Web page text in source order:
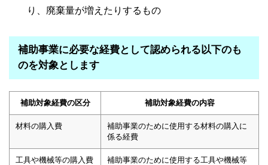
り、廃棄量が増えたりするもの
補助事業に必要な経費として認められる以下のも
のを対象とします
補助対象経費の区分 補助対象経費の内容
材料の購入費
補助事業のために使用する材料の購入に
係る経費
工具や機械等の購入費
補助事業のために使用する工具や機械等